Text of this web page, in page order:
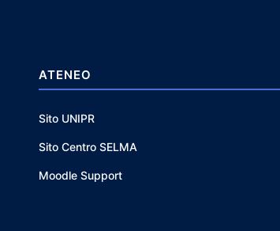
ATENEO
Sito UNIPR
Sito Centro SELMA
Moodle Support